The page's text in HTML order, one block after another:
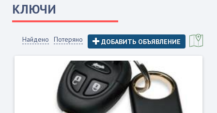
КЛЮЧИ
Найдено Потеряно ДОБАВИТЬ ОБЪЯВЛЕНИЕ